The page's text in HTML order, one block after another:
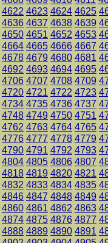
4622 4623 4624 4625
4636 4637 4638 4639
4650 4651 4652 4653
4664 4665 4666 4667
4678 4679 4680 4681
4692 4693 4694 4695
4706 4707 4708 4709
4720 4721 4722 4723
4734 4735 4736 4737
4748 4749 4750 4751
4762 4763 4764 4765
4776 4777 4778 4779
4790 4791 4792 4793
4804 4805 4806 4807
4818 4819 4820 4821
4832 4833 4834 4835
4846 4847 4848 4849
4860 4861 4862 4863
4874 4875 4876 4877
4888 4889 4890 4891